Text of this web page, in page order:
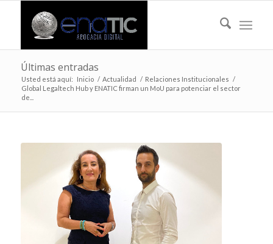
Últimas entradas
Usted está aquí: Inicio / Actualidad / Relaciones Institucionales /
Global Legaltech Hub y ENATIC firman un MoU para potenciar el sector
de...